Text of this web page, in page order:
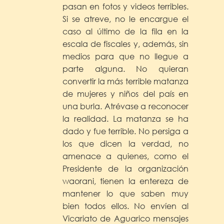
pasan en fotos y videos terribles.
Si se atreve, no le encargue el
caso al último de la fila en la
escala de fiscales y, además, sin
medios para que no llegue a
parte alguna. No quieran
convertir la más terrible matanza
de mujeres y niños del país en
una burla. Atrévase a reconocer
la realidad. La matanza se ha
dado y fue terrible. No persiga a
los que dicen la verdad, no
amenace a quienes, como el
Presidente de la organización
waorani, tienen la entereza de
mantener lo que saben muy
bien todos ellos. No envíen al
Vicariato de Aguarico mensajes